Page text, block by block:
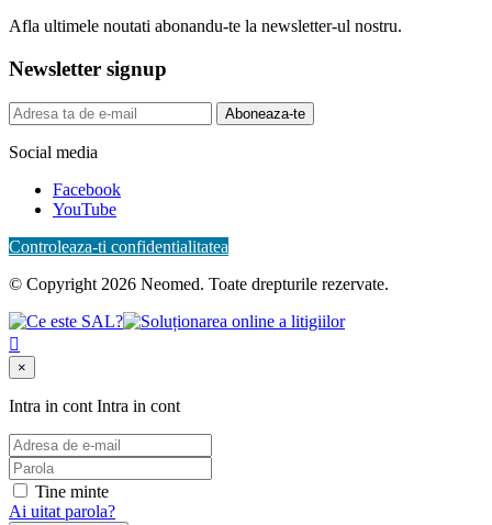
Afla ultimele noutati abonandu-te la newsletter-ul nostru.
Newsletter signup
Aboneaza-te
Social media
Facebook
YouTube
Controleaza-ti confidentialitatea
© Copyright 2026 Neomed. Toate drepturile rezervate.

×
Intra in cont Intra in cont
Tine minte
Ai uitat parola?